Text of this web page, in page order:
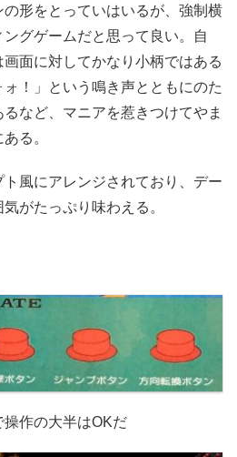
形をとっていはいるが、強制横
グゲームだと思って良い。自
面に対してかなり小柄ではある
！」という鳴き声とともにのた
など、マニアを惹きつけてやま
る。
風にアレンジされており、デー
がたっぷり味わえる。
作の大半はOKだ